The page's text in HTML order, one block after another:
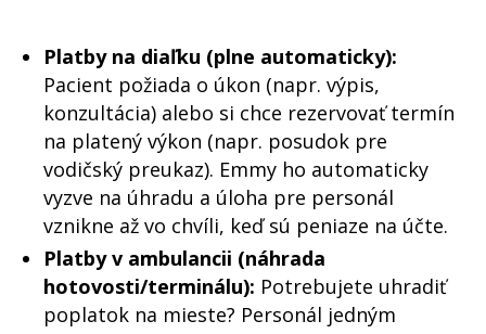
Platby na diaľku (plne automaticky):
Pacient požiada o úkon (napr. výpis,
konzultácia) alebo si chce rezervovať termín
na platený výkon (napr. posudok pre
vodičský preukaz). Emmy ho automaticky
vyzve na úhradu a úloha pre personál
vznikne až vo chvíli, keď sú peniaze na účte.
Platby v ambulancii (náhrada
hotovosti/terminálu): Potrebujete uhradiť
poplatok na mieste? Personál jedným